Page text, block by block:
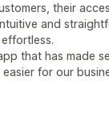
their
and
that has made
for our